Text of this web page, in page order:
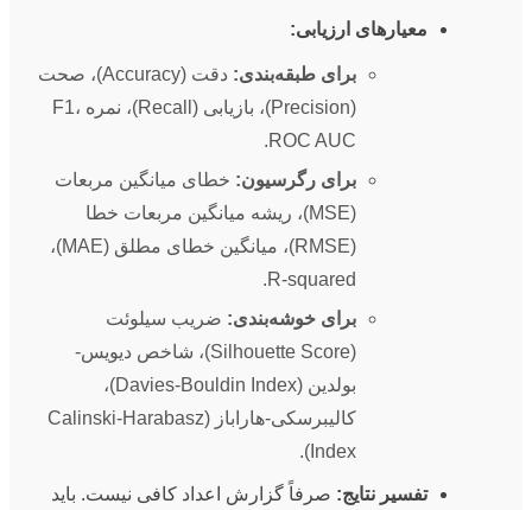
معیارهای ارزیابی:
برای طبقه‌بندی:
دقت (Accuracy)، صحت
(Precision)، بازیابی (Recall)، نمره F1،
ROC AUC.
برای رگرسیون: خطای میانگین مربعات
(MSE)، ریشه میانگین مربعات خطا
(RMSE)، میانگین خطای مطلق (MAE)،
R-squared.
برای خوشه‌بندی: ضریب سیلوئت
(Silhouette Score)، شاخص دیویس-
بولدین (Davies-Bouldin Index)،
کالیبرسکی-هاراباز (Calinski-Harabasz
Index).
تفسیر نتایج: صرفاً گزارش اعداد کافی نیست. باید